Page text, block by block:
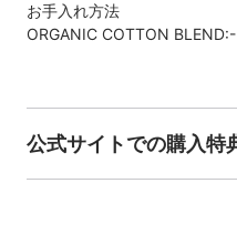
お手入れ方法
ORGANIC COTTON BLEND:-
公式サイトでの購入特